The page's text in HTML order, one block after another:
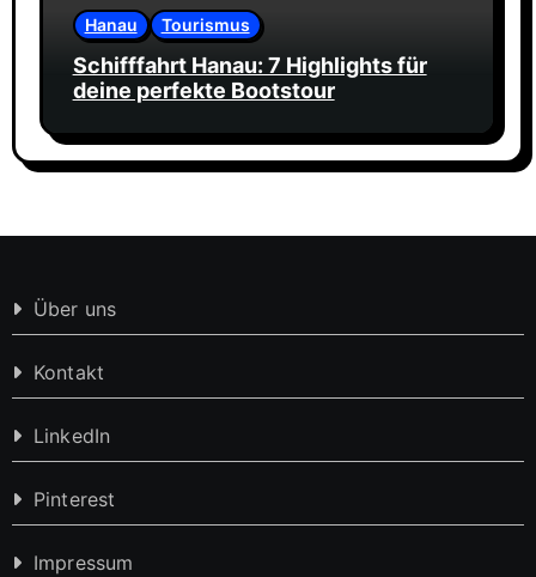
Hanau Tourismus
Schifffahrt Hanau: 7 Highlights für
deine perfekte Bootstour
Über uns
Kontakt
LinkedIn
Pinterest
Impressum